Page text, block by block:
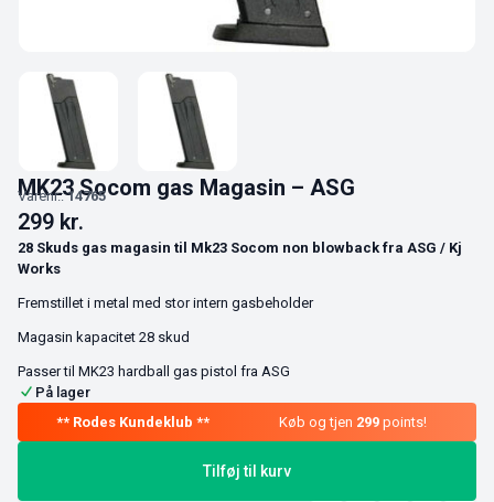
MK23 Socom gas Magasin – ASG
Varenr.:14765
299 kr.
28 Skuds gas magasin til Mk23 Socom non blowback fra ASG / Kj
Works
Fremstillet i metal med stor intern gasbeholder
Magasin kapacitet 28 skud
Passer til MK23 hardball gas pistol fra ASG
På lager
Køb og tjen 299 points!
Tilføj til kurv